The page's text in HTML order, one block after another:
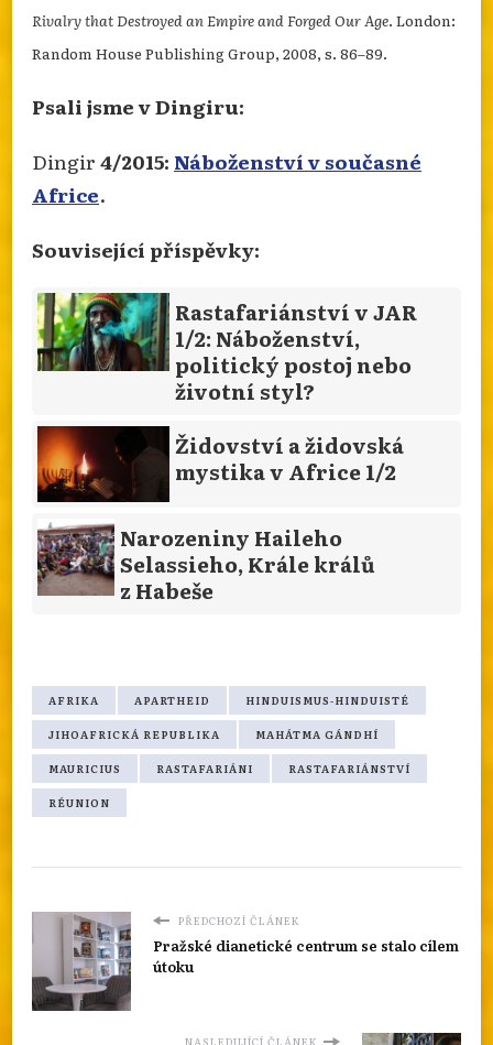
Rivalry that Destroyed an Empire and Forged Our Age. London:
Random House Publishing Group, 2008, s. 86–89.
Psali jsme v Dingiru:
Dingir4/2015: Náboženství v současné
Africe.
Související příspěvky:
Rastafariánství v JAR
1/2: Náboženství,
politický postoj nebo
životní styl?
Židovství a židovská
mystika v Africe 1/2
Narozeniny Haileho
Selassieho, Krále králů
z Habeše
AFRIKA APARTHEID HINDUISMUS-HINDUISTÉ
JIHOAFRICKÁ REPUBLIKA MAHÁTMA GÁNDHÍ
MAURICIUS RASTAFARIÁNI RASTAFARIÁNSTVÍ
RÉUNION
PŘEDCHOZÍ ČLÁNEK
Pražské dianetické centrum se stalo cílem
útoku